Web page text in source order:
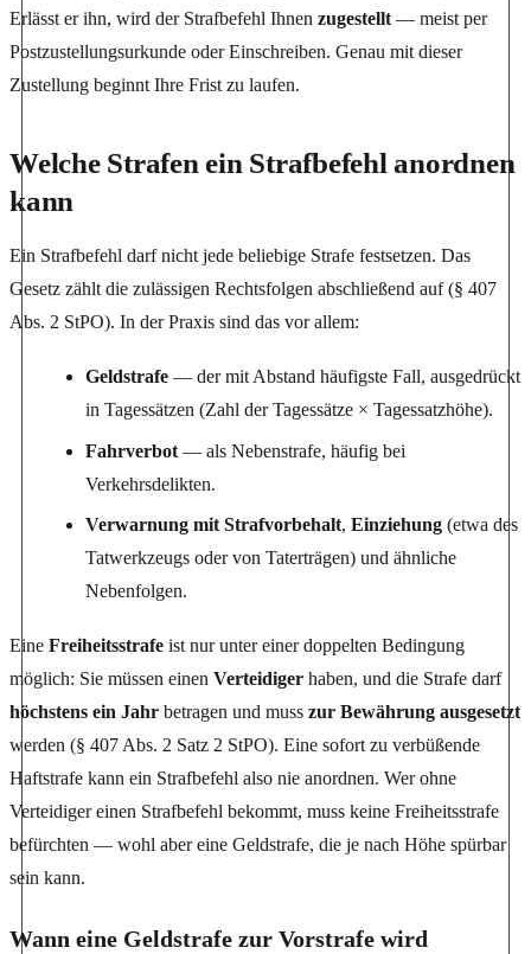
Erlässt er ihn, wird der Strafbefehl Ihnen zugestellt — meist per
Postzustellungsurkunde oder Einschreiben. Genau mit dieser
Zustellung beginnt Ihre Frist zu laufen.
Welche Strafen ein Strafbefehl anordnen
kann
Ein Strafbefehl darf nicht jede beliebige Strafe festsetzen. Das
Gesetz zählt die zulässigen Rechtsfolgen abschließend auf (§ 407
Abs. 2 StPO). In der Praxis sind das vor allem:
Geldstrafe — der mit Abstand häufigste Fall, ausgedrückt
in Tagessätzen (Zahl der Tagessätze × Tagessatzhöhe).
Fahrverbot — als Nebenstrafe, häufig bei
Verkehrsdelikten.
Verwarnung mit Strafvorbehalt, Einziehung (etwa des
Tatwerkzeugs oder von Taterträgen) und ähnliche
Nebenfolgen.
Eine Freiheitsstrafe ist nur unter einer doppelten Bedingung
möglich: Sie müssen einen Verteidiger haben, und die Strafe darf
höchstens ein Jahr betragen und muss zur Bewährung ausgesetzt
werden (§ 407 Abs. 2 Satz 2 StPO). Eine sofort zu verbüßende
Haftstrafe kann ein Strafbefehl also nie anordnen. Wer ohne
Verteidiger einen Strafbefehl bekommt, muss keine Freiheitsstrafe
befürchten — wohl aber eine Geldstrafe, die je nach Höhe spürbar
sein kann.
Wann eine Geldstrafe zur Vorstrafe wird